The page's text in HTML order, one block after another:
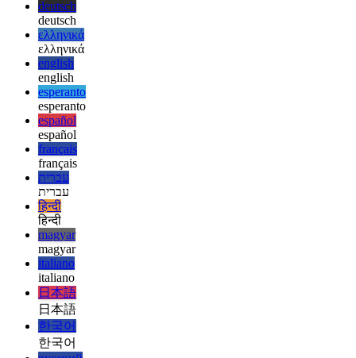
afrikaans
afrikaans
العربية
العربية
deutsch
deutsch
ελληνικά
ελληνικά
english
english
esperanto
esperanto
español
español
français
français
עברית
עברית
हिन्दी
हिन्दी
magyar
magyar
italiano
italiano
日本語